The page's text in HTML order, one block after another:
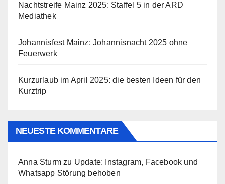
Nachtstreife Mainz 2025: Staffel 5 in der ARD
Mediathek
Johannisfest Mainz: Johannisnacht 2025 ohne
Feuerwerk
Kurzurlaub im April 2025: die besten Ideen für den
Kurztrip
NEUESTE KOMMENTARE
Anna Sturm zu Update: Instagram, Facebook und
Whatsapp Störung behoben